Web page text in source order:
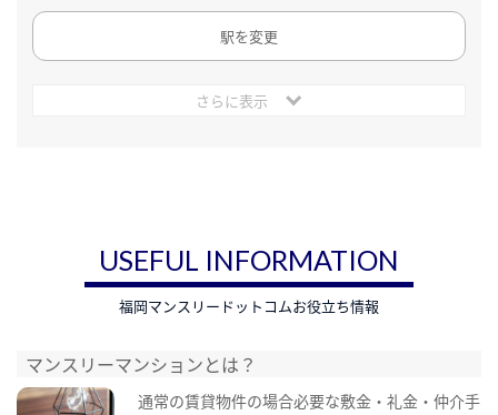
駅を変更
さらに表示
USEFUL INFORMATION
福岡マンスリードットコムお役立ち情報
マンスリーマンションとは？
通常の賃貸物件の場合必要な敷金・礼金・仲介手